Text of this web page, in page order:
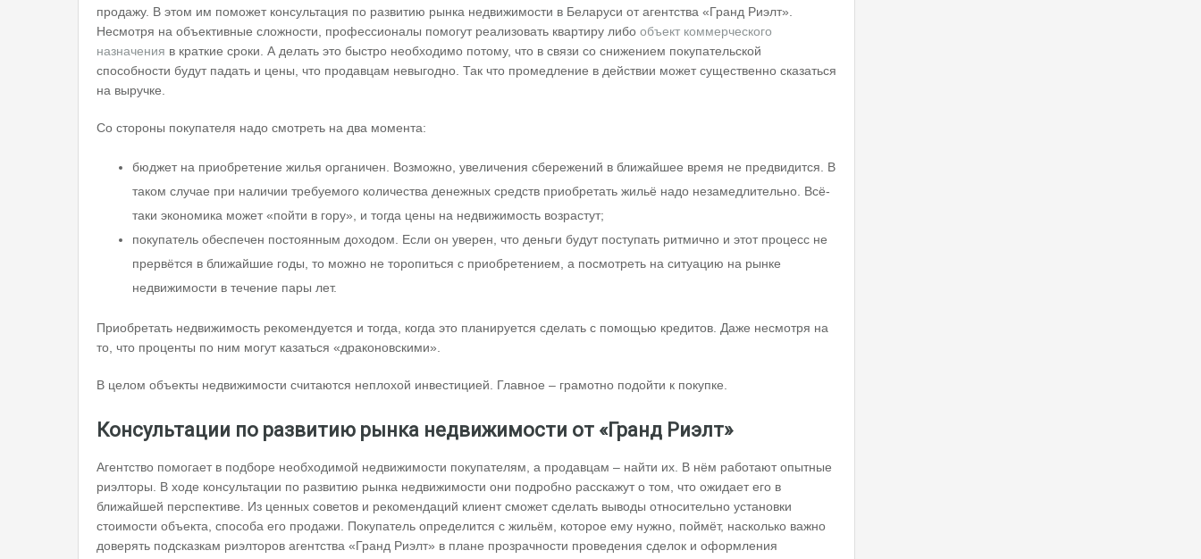
продажу. В этом им поможет консультация по развитию рынка недвижимости в Беларуси от агентства «Гранд Риэлт».
Несмотря на объективные сложности, профессионалы помогут реализовать квартиру либо объект коммерческого
назначения в краткие сроки. А делать это быстро необходимо потому, что в связи со снижением покупательской
способности будут падать и цены, что продавцам невыгодно. Так что промедление в действии может существенно сказаться
на выручке.
Со стороны покупателя надо смотреть на два момента:
бюджет на приобретение жилья органичен. Возможно, увеличения сбережений в ближайшее время не предвидится. В
таком случае при наличии требуемого количества денежных средств приобретать жильё надо незамедлительно. Всё-
таки экономика может «пойти в гору», и тогда цены на недвижимость возрастут;
покупатель обеспечен постоянным доходом. Если он уверен, что деньги будут поступать ритмично и этот процесс не
прервётся в ближайшие годы, то можно не торопиться с приобретением, а посмотреть на ситуацию на рынке
недвижимости в течение пары лет.
Приобретать недвижимость рекомендуется и тогда, когда это планируется сделать с помощью кредитов. Даже несмотря на
то, что проценты по ним могут казаться «драконовскими».
В целом объекты недвижимости считаются неплохой инвестицией. Главное – грамотно подойти к покупке.
Консультации по развитию рынка недвижимости от «Гранд Риэлт»
Агентство помогает в подборе необходимой недвижимости покупателям, а продавцам – найти их. В нём работают опытные
риэлторы. В ходе консультации по развитию рынка недвижимости они подробно расскажут о том, что ожидает его в
ближайшей перспективе. Из ценных советов и рекомендаций клиент сможет сделать выводы относительно установки
стоимости объекта, способа его продажи. Покупатель определится с жильём, которое ему нужно, поймёт, насколько важно
доверять подсказкам риэлторов агентства «Гранд Риэлт» в плане прозрачности проведения сделок и оформления